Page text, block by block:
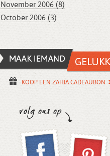
November 2006 (8)
October 2006 (3)
KOOP EEN ZAHIA CADEAUBON